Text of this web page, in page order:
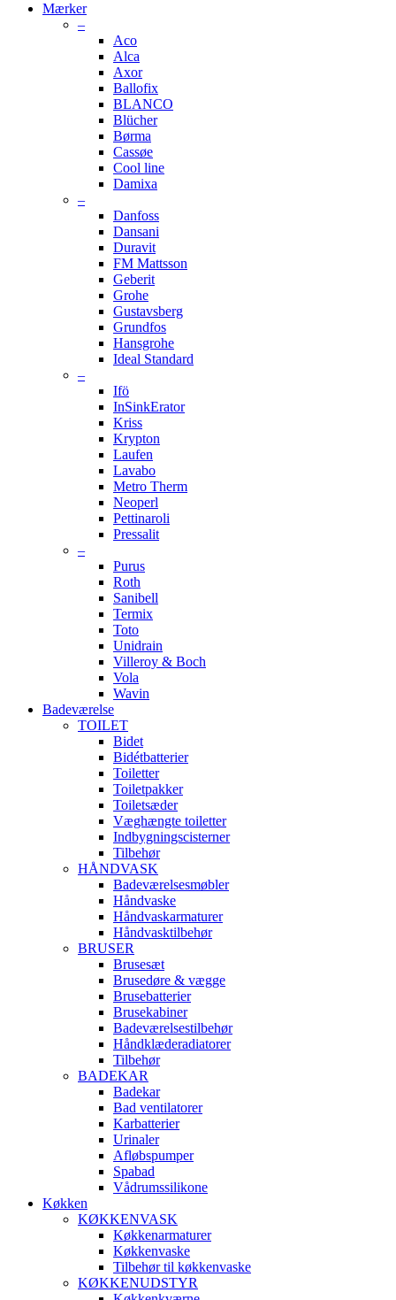
Mærker
–
Aco
Alca
Axor
Ballofix
BLANCO
Blücher
Børma
Cassøe
Cool line
Damixa
–
Danfoss
Dansani
Duravit
FM Mattsson
Geberit
Grohe
Gustavsberg
Grundfos
Hansgrohe
Ideal Standard
–
Ifö
InSinkErator
Kriss
Krypton
Laufen
Lavabo
Metro Therm
Neoperl
Pettinaroli
Pressalit
–
Purus
Roth
Sanibell
Termix
Toto
Unidrain
Villeroy & Boch
Vola
Wavin
Badeværelse
TOILET
Bidet
Bidétbatterier
Toiletter
Toiletpakker
Toiletsæder
Væghængte toiletter
Indbygningscisterner
Tilbehør
HÅNDVASK
Badeværelsesmøbler
Håndvaske
Håndvaskarmaturer
Håndvasktilbehør
BRUSER
Brusesæt
Brusedøre & vægge
Brusebatterier
Brusekabiner
Badeværelsestilbehør
Håndklæderadiatorer
Tilbehør
BADEKAR
Badekar
Bad ventilatorer
Karbatterier
Urinaler
Afløbspumper
Spabad
Vådrumssilikone
Køkken
KØKKENVASK
Køkkenarmaturer
Køkkenvaske
Tilbehør til køkkenvaske
KØKKENUDSTYR